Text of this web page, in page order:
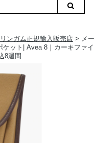
ンガム正規輸入販売店 > メー
ット| Avea 8｜カーキファイ
8週間